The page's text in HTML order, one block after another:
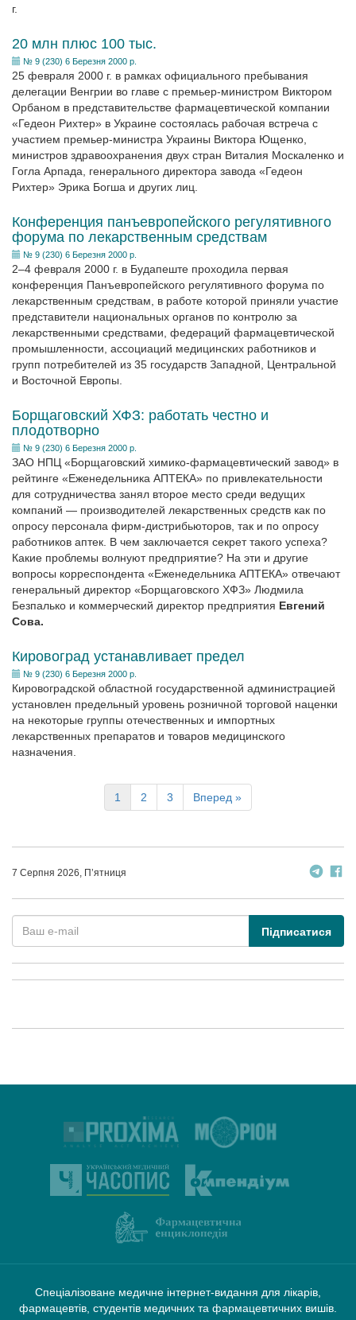
г.
20 млн плюс 100 тыс.
№ 9 (230) 6 Березня 2000 р.
25 февраля 2000 г. в рамках официального пребывания
делегации Венгрии во главе с премьер-министром Виктором
Орбаном в представительстве фармацевтической компании
«Гедеон Рихтер» в Украине состоялась рабочая встреча с
участием премьер-министра Украины Виктора Ющенко,
министров здравоохранения двух стран Виталия Москаленко и
Гогла Арпада, генерального директора завода «Гедеон
Рихтер» Эрика Богша и других лиц.
Конференция панъевропейского регулятивного
форума по лекарственным средствам
№ 9 (230) 6 Березня 2000 р.
2–4 февраля 2000 г. в Будапеште проходила первая
конференция Панъевропейского регулятивного форума по
лекарственным средствам, в работе которой приняли участие
представители национальных органов по контролю за
лекарственными средствами, федераций фармацевтической
промышленности, ассоциаций медицинских работников и
групп потребителей из 35 государств Западной, Центральной
и Восточной Европы.
Борщаговский ХФЗ: работать честно и
плодотворно
№ 9 (230) 6 Березня 2000 р.
ЗАО НПЦ «Борщаговский химико-фармацевтический завод» в
рейтинге «Еженедельника АПТЕКА» по привлекательности
для сотрудничества занял второе место среди ведущих
компаний — производителей лекарственных средств как по
опросу персонала фирм-дистрибьюторов, так и по опросу
работников аптек. В чем заключается секрет такого успеха?
Какие проблемы волнуют предприятие? На эти и другие
вопросы корреспондента «Еженедельника АПТЕКА» отвечают
генеральный директор «Борщаговского ХФЗ» Людмила
Безпалько и коммерческий директор предприятия Евгений
Сова.
Кировоград устанавливает предел
№ 9 (230) 6 Березня 2000 р.
Кировоградской областной государственной администрацией
установлен предельный уровень розничной торговой наценки
на некоторые группы отечественных и импортных
лекарственных препаратов и товаров медицинского
назначения.
1 2 3 Вперед »
7 Серпня 2026, П’ятниця
Підписатися
Спеціалізоване медичне інтернет-видання для лікарів,
фармацевтів, студентів медичних та фармацевтичних вишів.